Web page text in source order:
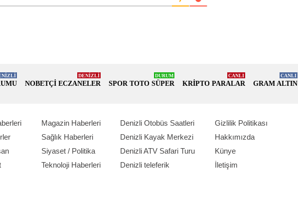
NOBETÇİ ECZANELER
DENİZLİ
SPOR TOTO SÜPER
DURUM
KRİPTO PARALAR
CANLI
GRAM ALTIN
CANLI
Magazin Haberleri
Sağlık Haberleri
Siyaset / Politika
Teknoloji Haberleri
Denizli Otobüs Saatleri
Denizli Kayak Merkezi
Denizli ATV Safari Turu
Denizli teleferik
Gizlilik Politikası
Hakkımızda
Künye
İletişim